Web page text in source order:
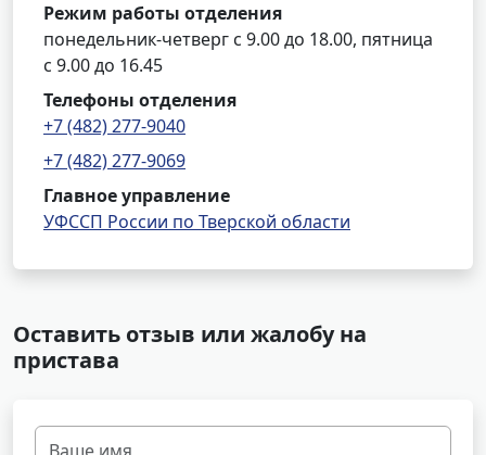
Режим работы отделения
понедельник-четверг с 9.00 до 18.00, пятница
с 9.00 до 16.45
Телефоны отделения
+7 (482) 277-9040
+7 (482) 277-9069
Главное управление
УФССП России по Тверской области
Оставить отзыв или жалобу на
пристава